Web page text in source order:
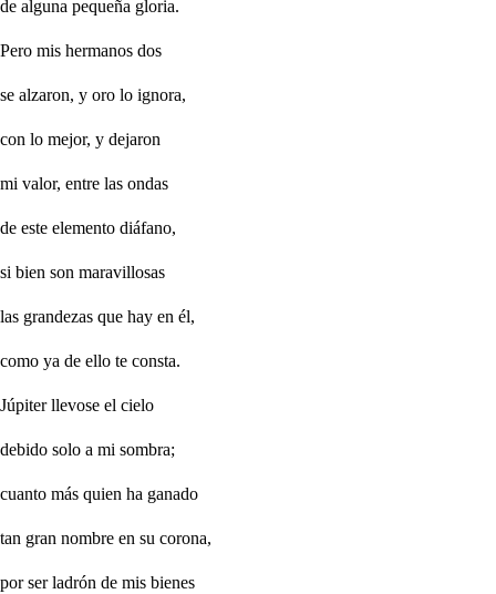
de alguna pequeña gloria.
Pero mis hermanos dos
se alzaron, y oro lo ignora,
con lo mejor, y dejaron
mi valor, entre las ondas
de este elemento diáfano,
si bien son maravillosas
las grandezas que hay en él,
como ya de ello te consta.
Júpiter llevose el cielo
debido solo a mi sombra;
cuanto más quien ha ganado
tan gran nombre en su corona,
por ser ladrón de mis bienes